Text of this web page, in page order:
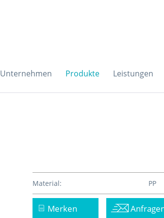
Unternehmen Produkte Leistungen
Material: PP
Merken